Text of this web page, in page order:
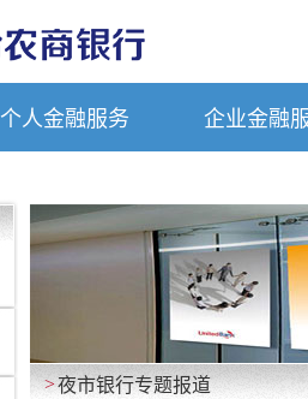
个人金融服务 企业金融
>夜市银行专题报道